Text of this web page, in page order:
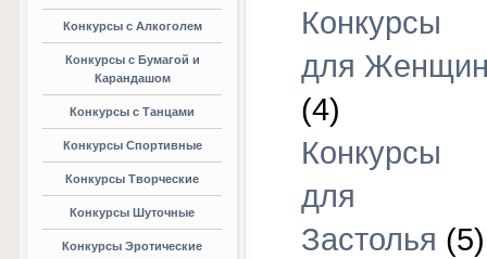
Конкурсы с Алкоголем
Конкурсы с Бумагой и
Карандашом
Конкурсы с Танцами
Конкурсы Спортивные
Конкурсы Творческие
Конкурсы Шуточные
Конкурсы Эротические
Конкурсы
для
(4)
Конкурсы
для
Застолья (5)